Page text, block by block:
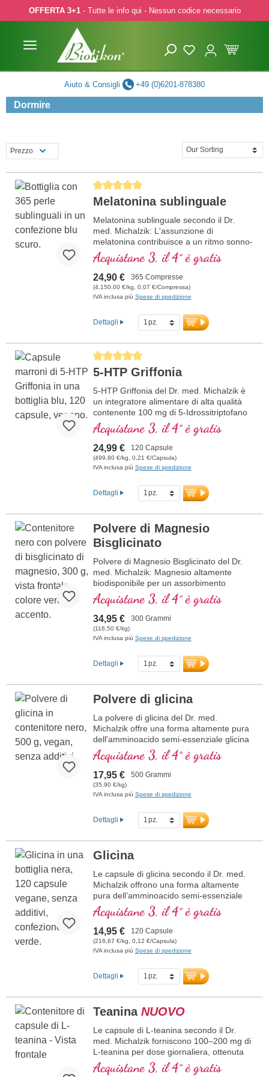
to main content
Skip to search
Skip to main navigation
OFFERTA 3+1- Tutte le info qui - Nessun codice necessario
Aiuto & Consigli +49 (0)6201-878380
Dormire
Prezzo
Average rating of 5 out of 5 stars
Melatonina sublinguale
Melatonina sublinguale secondo il Dr.
med. Michalzik: L'assunzione di
melatonina contribuisce a un ritmo sonno-
veglia equilibrato e riduce il tempo
necessario per addormentarsi. I sintomi
soggettivi del jet lag possono essere
mitigati.
Acquistane 3, il 4° è gratis
24,90 € 365 Compresse
(4.150,00 €/kg, 0,07 €/Compressa)
IVA inclusa più Spese di spedizione
Dettagli
Average rating of 5 out of 5 stars
5-HTP Griffonia
5-HTP Griffonia del Dr. med. Michalzik è
un integratore alimentare di alta qualità
contenente 100 mg di 5-Idrossitriptofano
(5-HTP) da 333 mg di fagiolo nero
africano (Griffonia simplicifolia), senza
additivi, di qualità altamente pura.
Acquistane 3, il 4° è gratis
24,99 € 120 Capsule
(499,80 €/kg, 0,21 €/Capsula)
IVA inclusa più Spese di spedizione
Dettagli
Polvere di Magnesio
Bisglicinato
Polvere di Magnesio Bisglicinato del Dr.
med. Michalzik: Magnesio altamente
biodisponibile per un assorbimento
ottimale. Supporta la funzione di muscoli,
nervi e metabolismo energetico.
Perfettamente dosabile con 1,5–3 g al
giorno, senza additivi, vegano e prodotto
in modo sostenibile in Germania,
Germania secondo i più alti standard,
basato su oltre 40 anni di esperienza nei
Bisglicinato del Dr. med. Michalzik – per
un apporto ottimale di questo minerale
essenziale, comprovato, certificato e
sostenibile. Perfetto per vegani e
vegetariani.
maggiori informazioni sulla Polvere
di Magnesio Bisglicinato
Acquistane 3, il 4° è gratis
34,95 € 300 Grammi
(116,50 €/kg)
IVA inclusa più Spese di spedizione
Dettagli
Polvere di glicina
La polvere di glicina del Dr. med.
Michalzik offre una forma altamente pura
dell'amminoacido semi-essenziale glicina
in forma di polvere. Questo prodotto è
appositamente formulato per supportare il
benessere e i processi corporei con una
dose giornaliera di 1,5 - 3 g. La polvere è
priva di additivi, vegana e prodotta in
L'imballaggio ecologico in HDPE è privo di
plastificanti, garantendo la qualità e la
maggiori informazioni sulla polvere
Glicina 100% pura
Amminoacido essenziale per il
benessere
1,5-3 g per dose giornaliera
Senza additivi e vegano
Prodotto in modo sostenibile in
Germania
Imballaggio in HDPE, privo di
plastificanti
Acquistane 3, il 4° è gratis
17,95 € 500 Grammi
(35,90 €/kg)
IVA inclusa più Spese di spedizione
Dettagli
Glicina
Le capsule di glicina secondo il Dr. med.
Michalzik offrono una forma altamente
pura dell’amminoacido semi-essenziale
glicina in formato capsula. Questo
prodotto è appositamente formulato per
supportare il benessere e i processi
naturali dell’organismo con un dosaggio
giornaliero di 1.500 – 3.000 mg. Il
vegano e prodotto in modo sostenibile in
Germania. Il packaging ecologico in HDPE
glicina
Acquistane 3, il 4° è gratis
14,95 € 120 Capsule
(216,67 €/kg, 0,12 €/Capsula)
IVA inclusa più Spese di spedizione
Dettagli
Teanina NUOVO
Le capsule di L-teanina secondo il Dr.
med. Michalzik forniscono 100–200 mg di
L-teanina per dose giornaliera, ottenuta
da un estratto di tè verde di alta qualità e
a basso contenuto di caffeina, e
Acquistane 3, il 4° è gratis